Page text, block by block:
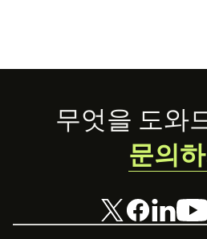
Footer무엇을 도와
문의